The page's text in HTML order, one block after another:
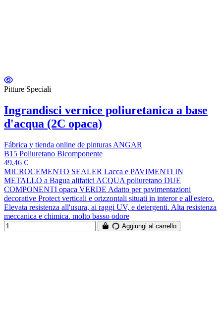
Pitture Speciali
Ingrandisci vernice poliuretanica a base
d'acqua (2C opaca)
Fábrica y tienda online de pinturas ANGAR
B15 Poliuretano Bicomponente
49,46 €
MICROCEMENTO SEALER Lacca e PAVIMENTI IN
METALLO a Bagua alifatici ACQUA poliuretano DUE
COMPONENTI opaca VERDE Adatto per pavimentazioni
decorative Protect verticali e orizzontali situati in interor e all'estero.
Elevata resistenza all'usura, ai raggi UV, e detergenti. Alta resistenza
meccanica e chimica. molto basso odore
Aggiungi al carrello